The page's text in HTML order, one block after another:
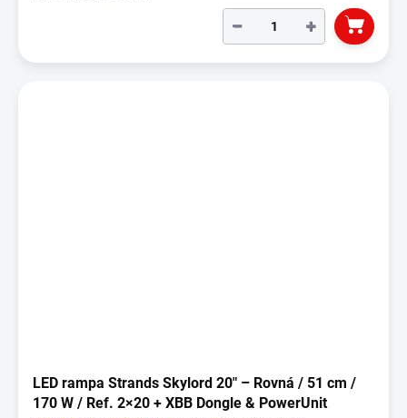
+
−
LED rampa Strands Skylord 20" – Rovná / 51 cm /
170 W / Ref. 2×20 + XBB Dongle & PowerUnit